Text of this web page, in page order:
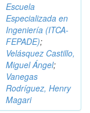
Escuela
Especializada en
Ingeniería (ITCA-
FEPADE);
Velásquez Castillo,
Miguel Ángel;
Vanegas
Rodríguez, Henry
Magari